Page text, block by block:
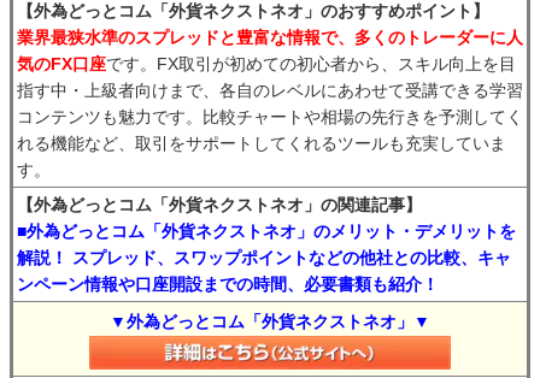
【外為どっとコム「外貨ネクストネオ」のおすすめポイント】
業界最狭水準のスプレッドと豊富な情報で、多くのトレーダーに人
気のFX口座です。FX取引が初めての初心者から、スキル向上を目
指す中・上級者向けまで、各自のレベルにあわせて受講できる学習
コンテンツも魅力です。比較チャートや相場の先行きを予測してく
れる機能など、取引をサポートしてくれるツールも充実していま
す。
【外為どっとコム「外貨ネクストネオ」の関連記事】
■外為どっとコム「外貨ネクストネオ」のメリット・デメリットを
解説！ スプレッド、スワップポイントなどの他社との比較、キャ
ンペーン情報や口座開設までの時間、必要書類も紹介！
▼外為どっとコム「外貨ネクストネオ」▼